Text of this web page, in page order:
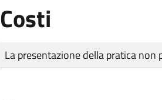
Costi
Tipo di pagamento
Importo
La presentazione della pratica non